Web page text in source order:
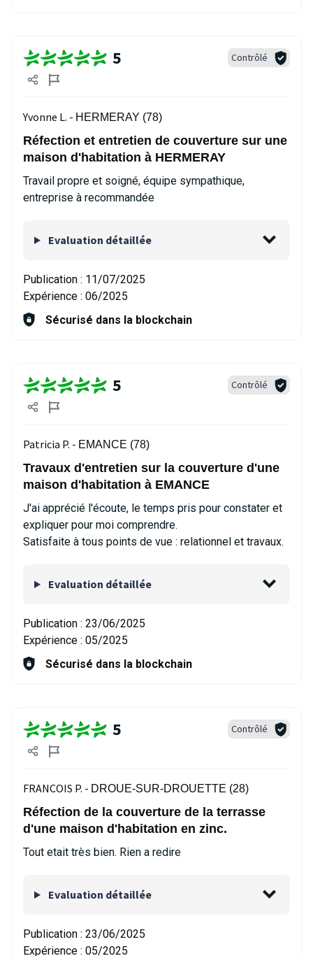
5 Contrôlé
Yvonne L. - HERMERAY (78)
Réfection et entretien de couverture sur une
maison d'habitation à HERMERAY
Travail propre et soigné, équipe sympathique,
entreprise à recommandée
Evaluation détaillée
Publication : 11/07/2025
Expérience : 06/2025
Sécurisé dans la blockchain
5 Contrôlé
Patricia P. - EMANCE (78)
Travaux d'entretien sur la couverture d'une
maison d'habitation à EMANCE
J'ai apprécié l'écoute, le temps pris pour constater et
expliquer pour moi comprendre.
Satisfaite à tous points de vue : relationnel et travaux.
Evaluation détaillée
Publication : 23/06/2025
Expérience : 05/2025
Sécurisé dans la blockchain
5 Contrôlé
FRANCOIS P. - DROUE-SUR-DROUETTE (28)
Réfection de la couverture de la terrasse
d'une maison d'habitation en zinc.
Tout etait très bien. Rien a redire
Evaluation détaillée
Publication : 23/06/2025
Expérience : 05/2025